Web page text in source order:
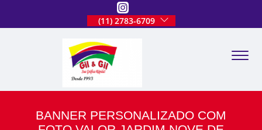
(11) 2783-6709
BANNER PERSONALIZADO COM